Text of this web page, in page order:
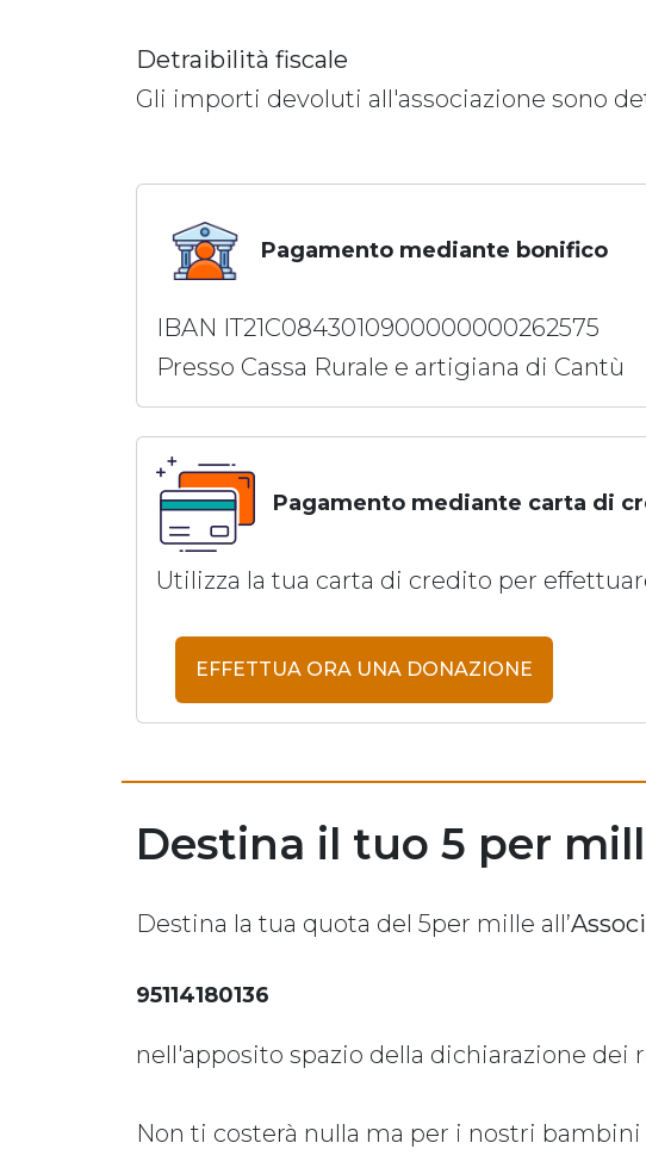
Detraibilità fiscale
Gli importi devoluti all'associazione sono
Pagamento mediante bonifico
IBAN IT21C0843010900000000262575
Presso Cassa Rurale e artigiana di Cantù
Pagamento mediante carta di
Utilizza la tua carta di credito per
EFFETTUA ORA UNA DONAZIONE
Destina il tuo 5 per
Destina la tua quota del 5per mille all’
95114180136
nell'apposito spazio della dichiarazione dei
Non ti costerà nulla ma per i nostri